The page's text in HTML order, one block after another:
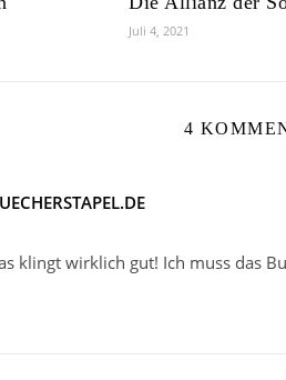
Juli 4, 2021
4
klingt wirklich gut! Ich muss das